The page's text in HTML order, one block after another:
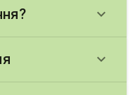
keyboard_arrow_down
keyboard_arrow_down